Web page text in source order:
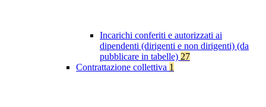
Incarichi conferiti e autorizzati ai
dipendenti (dirigenti e non dirigenti) (da
pubblicare in tabelle) 27
Contrattazione collettiva 1